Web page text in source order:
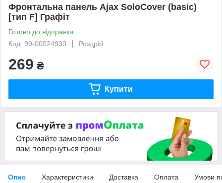
Фронтальна панель Ajax SoloCover (basic)
[тип F] Графіт
Готово до відправки
Код: 99-00024930
Роздріб
269 ₴
Купити
Опис Характеристики Доставка Оплата Умови